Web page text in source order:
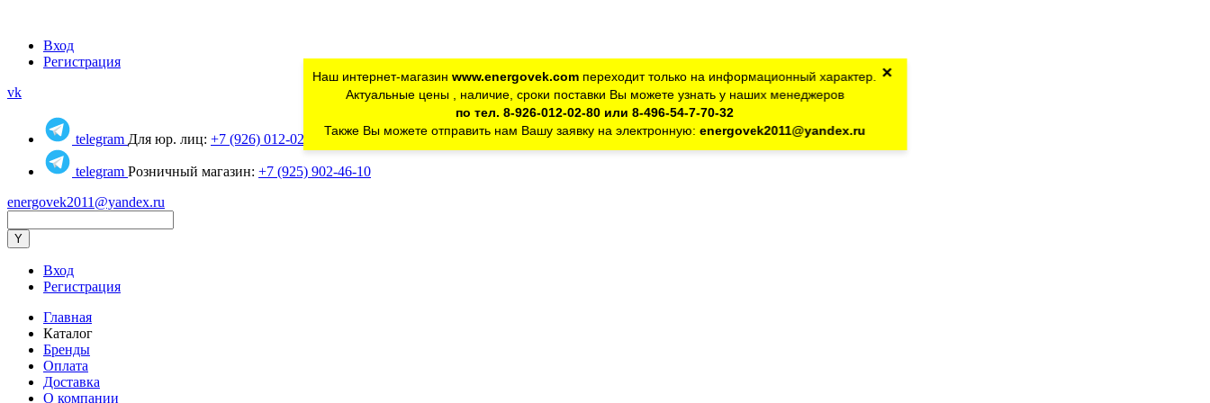
Вход
Регистрация
vk
telegram Для юр. лиц: +7 (926) 012-02-80
telegram Розничный магазин: +7 (925) 902-46-10
energovek2011@yandex.ru
Наш интернет-магазин www.energovek.comпереходит только на информационный характер.
Актуальные цены , наличие, сроки поставки Вы можете узнать у наших менеджеров
по тел. 8-926-012-02-80 или 8-496-54-7-70-32
Также Вы можете отправить нам Вашу заявку на электронную: energovek2011@yandex.ru
×
Вход
Регистрация
Главная
Каталог
Бренды
Оплата
Доставка
О компании